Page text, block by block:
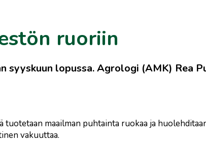
ruoriin
lopussa. Agrologi (AMK) Rea
tuotetaan maailman puhtainta ruokaa ja
vakuuttaa.